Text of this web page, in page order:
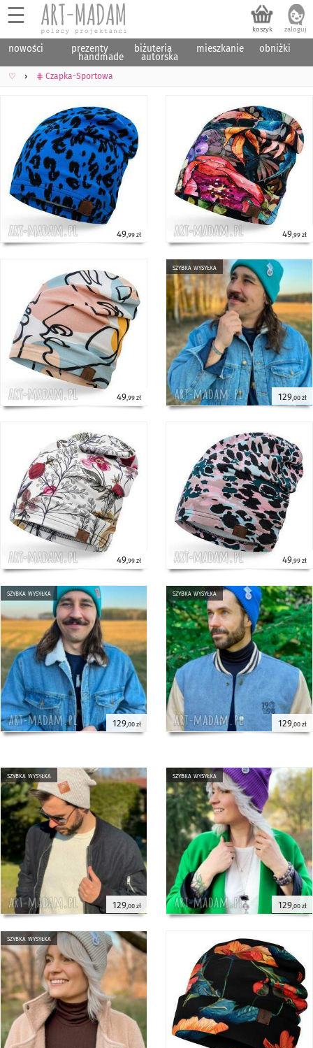
☰
nowości prezenty
handmade
biżuteria
autorska
mieszkanie obniżki
♡ ⋕ Czapka-Sportowa
49,99 zł 49,99 zł
49,99 zł
szybka wysyłka
129,00 zł
49,99 zł 49,99 zł
szybka wysyłka
129,00 zł
szybka wysyłka
129,00 zł
szybka wysyłka
129,00 zł
szybka wysyłka
129,00 zł
szybka wysyłka